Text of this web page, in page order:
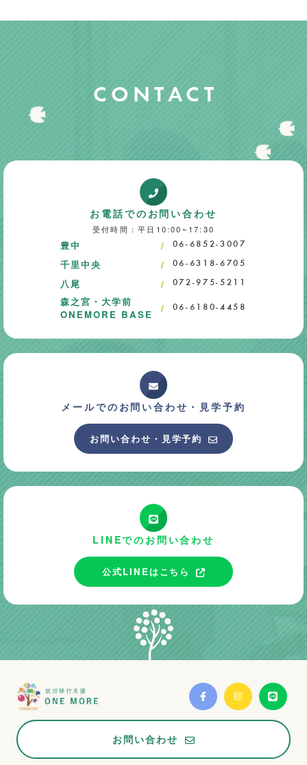
CONTACT
お電話でのお問い合わせ
受付時間：平日10:00~17:30
豊中 06-6852-3007
千里中央 06-6318-6705
八尾 072-975-5211
森之宮・大学前
ONEMORE BASE
06-6180-4458
メールでのお問い合わせ・ 見学予約
お問い合わせ・見学予約
LINEでのお問い合わせ
公式LINEはこちら
お問い合わせ